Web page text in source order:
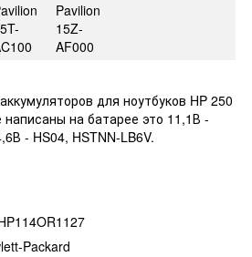
Pavilion
15Z-
AF000
для ноутбуков HP 250
на батарее это 11,1В -
- HS04, HSTNN-LB6V.
Packard